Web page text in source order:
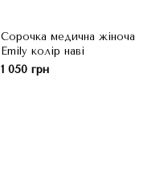
Сорочка медична жіноча
Emily колір наві
1 050 грн